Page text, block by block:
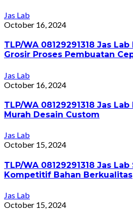
Jas Lab
October 16, 2024
TLP/WA 08129291318 Jas
Grosir Proses Pembuatan
Jas Lab
October 16, 2024
TLP/WA 08129291318 Jas
Murah Desain Custom
Jas Lab
October 15, 2024
TLP/WA 08129291318 Jas
Kompetitif Bahan Berkualitas
Jas Lab
October 15, 2024